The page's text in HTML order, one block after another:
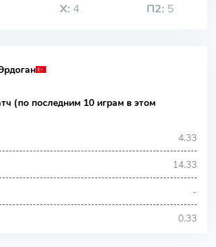
Х: 4 П2: 5
(по последним 10 играм в этом
4.33
14.33
-
0.33